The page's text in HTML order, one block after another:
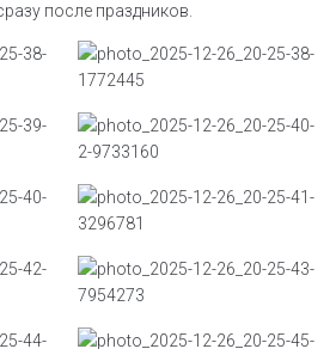
после праздников.